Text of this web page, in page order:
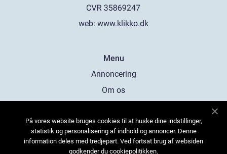
web: www.klikko.dk
Menu
Annoncering
Om os
Kontakt os
Sitemap
På vores website bruges cookies til at huske dine indstillinger,
statistik og personalisering af indhold og annoncer. Denne
information deles med tredjepart. Ved fortsat brug af websiden
godkender du cookiepolitikken.